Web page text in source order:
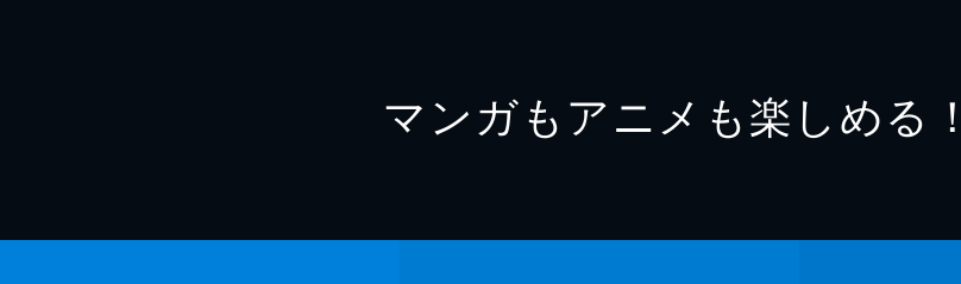
マンガもアニメも楽しめる！